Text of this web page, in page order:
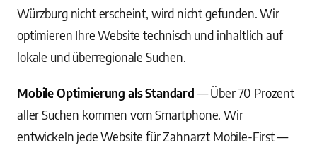
Würzburg nicht erscheint, wird nicht gefunden. Wir
optimieren Ihre Website technisch und inhaltlich auf
lokale und überregionale Suchen.
Mobile Optimierung als Standard — Über 70 Prozent
aller Suchen kommen vom Smartphone. Wir
entwickeln jede Website für Zahnarzt Mobile-First —